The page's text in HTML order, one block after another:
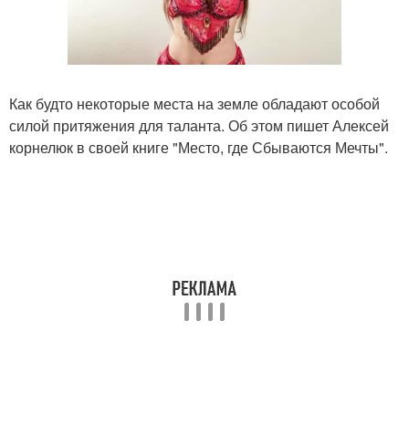
Как будто некоторые места на земле обладают особой
силой притяжения для таланта. Об этом пишет Алексей
корнелюк в своей книге "Место, где Сбываются Мечты".